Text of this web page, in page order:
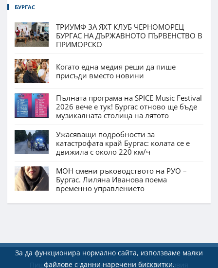
БУРГАС
ТРИУМФ ЗА ЯХТ КЛУБ ЧЕРНОМОРЕЦ
БУРГАС НА ДЪРЖАВНОТО ПЪРВЕНСТВО В
ПРИМОРСКО
Когато една медия реши да пише
присъди вместо новини
Пълната програма на SPICE Music Festival
2026 вече е тук! Бургас отново ще бъде
музикалната столица на лятото
Ужасяващи подробности за
катастрофата край Бургас: колата се е
движила с около 220 км/ч
МОН смени ръководството на РУО –
Бургас. Лиляна Иванова поема
временно управлението
За да функционира нормално сайта, използваме малки
файлове с данни наречени бисквитки.
Пишете ни Реклама Екип Общи условия